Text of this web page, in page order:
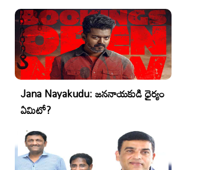
Jana Nayakudu: జననాయకుడి ధైర్యం
ఏమిటో?